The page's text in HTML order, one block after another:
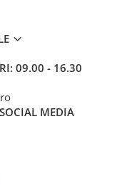
09.00 - 16.30
MEDIA